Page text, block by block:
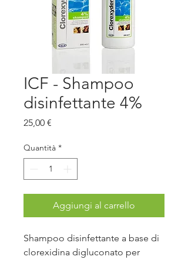
ICF - Shampoo
disinfettante 4%
25,00 €
Quantità *
Aggiungi al carrello
Shampoo disinfettante a base di
clorexidina digluconato per